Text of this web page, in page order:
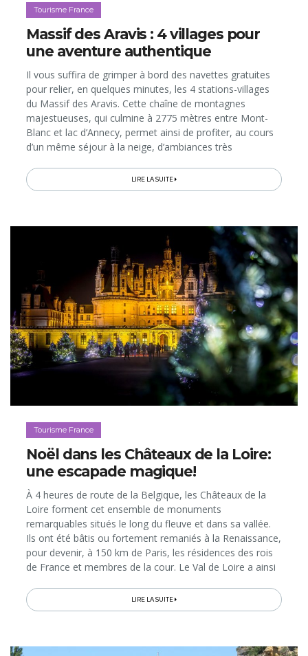
Tourisme France
Massif des Aravis : 4 villages pour
une aventure authentique
Il vous suffira de grimper à bord des navettes gratuites
pour relier, en quelques minutes, les 4 stations-villages
du Massif des Aravis. Cette chaîne de montagnes
majestueuses, qui culmine à 2775 mètres entre Mont-
Blanc et lac d’Annecy, permet ainsi de profiter, au cours
d’un même séjour à la neige, d’ambiances très
tous les âges...
LIRE LA SUITE
Tourisme France
Noël dans les Châteaux de la Loire:
une escapade magique!
À 4 heures de route de la Belgique, les Châteaux de la
Loire forment cet ensemble de monuments
remarquables situés le long du fleuve et dans sa vallée.
Ils ont été bâtis ou fortement remaniés à la Renaissance,
pour devenir, à 150 km de Paris, les résidences des rois
de France et membres de la cour. Le Val de Loire a ainsi
qu’il...
LIRE LA SUITE